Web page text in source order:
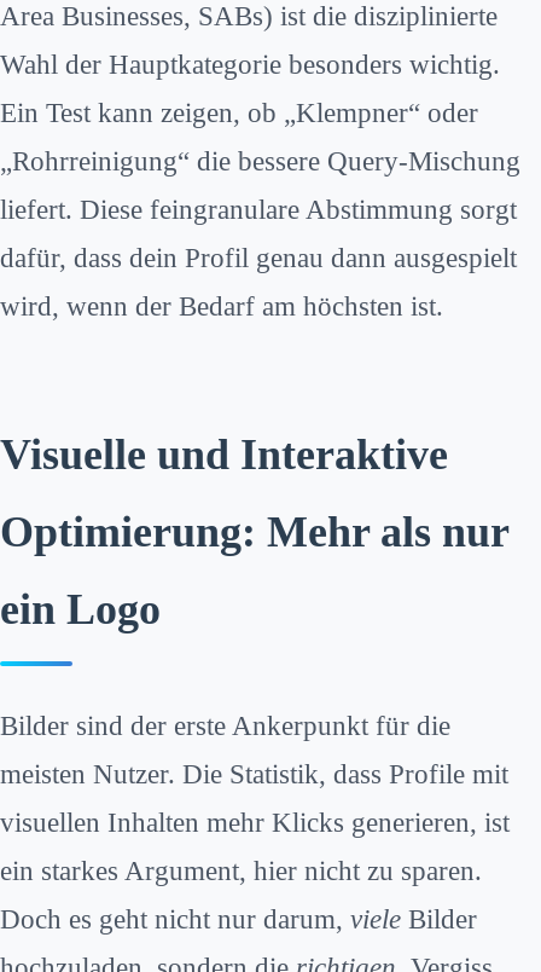
Area Businesses, SABs) ist die disziplinierte
Wahl der Hauptkategorie besonders wichtig.
Ein Test kann zeigen, ob „Klempner“ oder
„Rohrreinigung“ die bessere Query-Mischung
liefert. Diese feingranulare Abstimmung sorgt
dafür, dass dein Profil genau dann ausgespielt
wird, wenn der Bedarf am höchsten ist.
Visuelle und Interaktive
Optimierung: Mehr als nur
ein Logo
Bilder sind der erste Ankerpunkt für die
meisten Nutzer. Die Statistik, dass Profile mit
visuellen Inhalten mehr Klicks generieren, ist
ein starkes Argument, hier nicht zu sparen.
Doch es geht nicht nur darum, viele Bilder